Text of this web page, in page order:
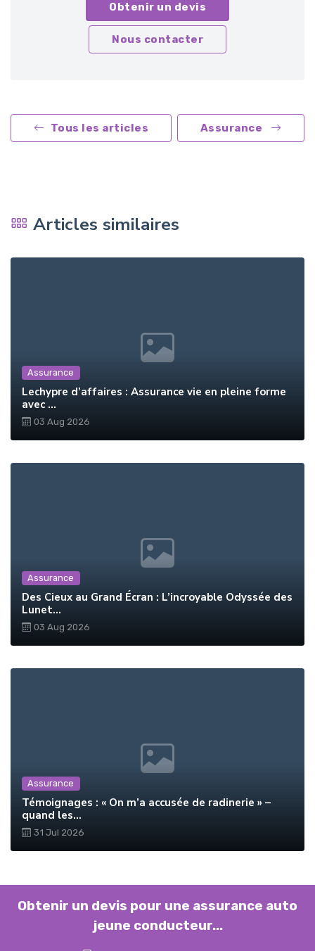
Obtenir un devis
Nous contacter
Tous les articles Assurance
Articles similaires
Assurance
Lechypre d’affaires : Assurance vie en pleine forme
avec ...
03 Aug 2026
Assurance
Des Cieux au Grand Écran : L’incroyable Odyssée des
Lunet...
03 Aug 2026
Assurance
Témoignages : « On m’a accusée de radinerie » –
quand les...
31 Jul 2026
Obtenir un devis pour une assurance auto
jeune conducteur...